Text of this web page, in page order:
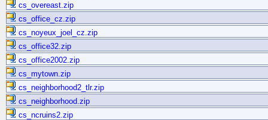
cs_overeast.zip
cs_office_cz.zip
cs_noyeux_joel_cz.zip
cs_office32.zip
cs_office2002.zip
cs_mytown.zip
cs_neighborhood2_tlr.zip
cs_neighborhood.zip
cs_ncruins2.zip